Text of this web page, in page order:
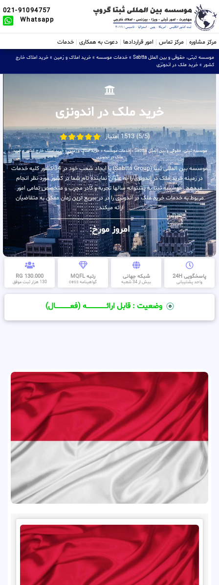
021-91094757
Whatsapp
مرکز مشاوره مرکز تماس امور قراردادها دعوت به همکاری خدمات
موسسه ثبتی، حقوقی و بین الملل Sabtta » خدمات موسسه » خرید املاک و زمین » خرید املاک خارج
کشور » خرید ملک در اندونزی
خرید ملک در اندونزی
(5/5) 1513 امتیاز
موسسه ثبتی، حقوقی و بین الملل Sabtta »خدمات موسسه»خرید املاک و زمین»خرید املاک خارج کشور»خرید
ملک در اندونزی
موسسه بین المللی ثبتا (Sabtta Group) با ایجاد شعب خود در 34 کشور کلیه خدمات
در زمینه خرید ملک در اندونزی را به عنوان نماینده تام شما در کشور مورد نظر انجام
میدهد . موسسه ثبتا به پشتوانه سالها تجربه و کادر مجرب و متخصص تمامی امور
مربوط به خدمات خرید ملک در اندونزی را در در سریع ترین زمان ممکن به متقاضیان
ارائه میکند .
امروز مورخ:
پاسخگویی 24H
واحد پشتیبانی
شبکه جهانی
بیش از 34 شعبه
رتبه MQFL
گواهینامه cess
130.000 RG
130 هزار ثبت موفق
وضعیت : قابل ارائــــــــــــــــــــه (فعـــــــــــــــال)